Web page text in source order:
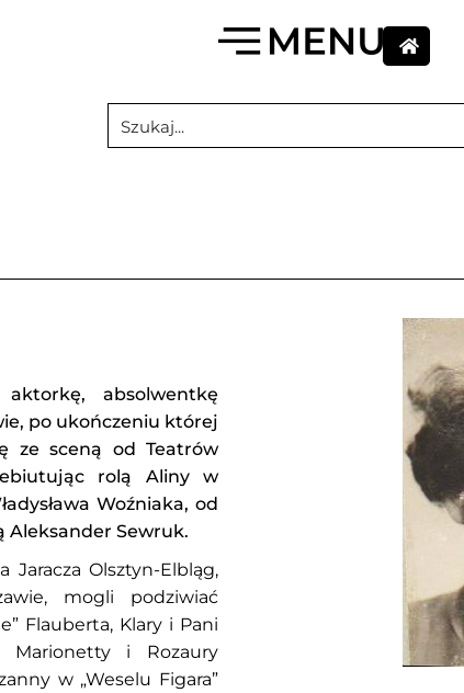
absolwentkę
po ukończeniu której
ze sceną od Teatrów
rolą Aliny w
Woźniaka, od
Aleksander Sewruk.
Jaracza Olsztyn-Elbląg,
mogli podziwiać
Flauberta, Klary i Pani
Marionetty i Rozaury
w „Weselu Figara”